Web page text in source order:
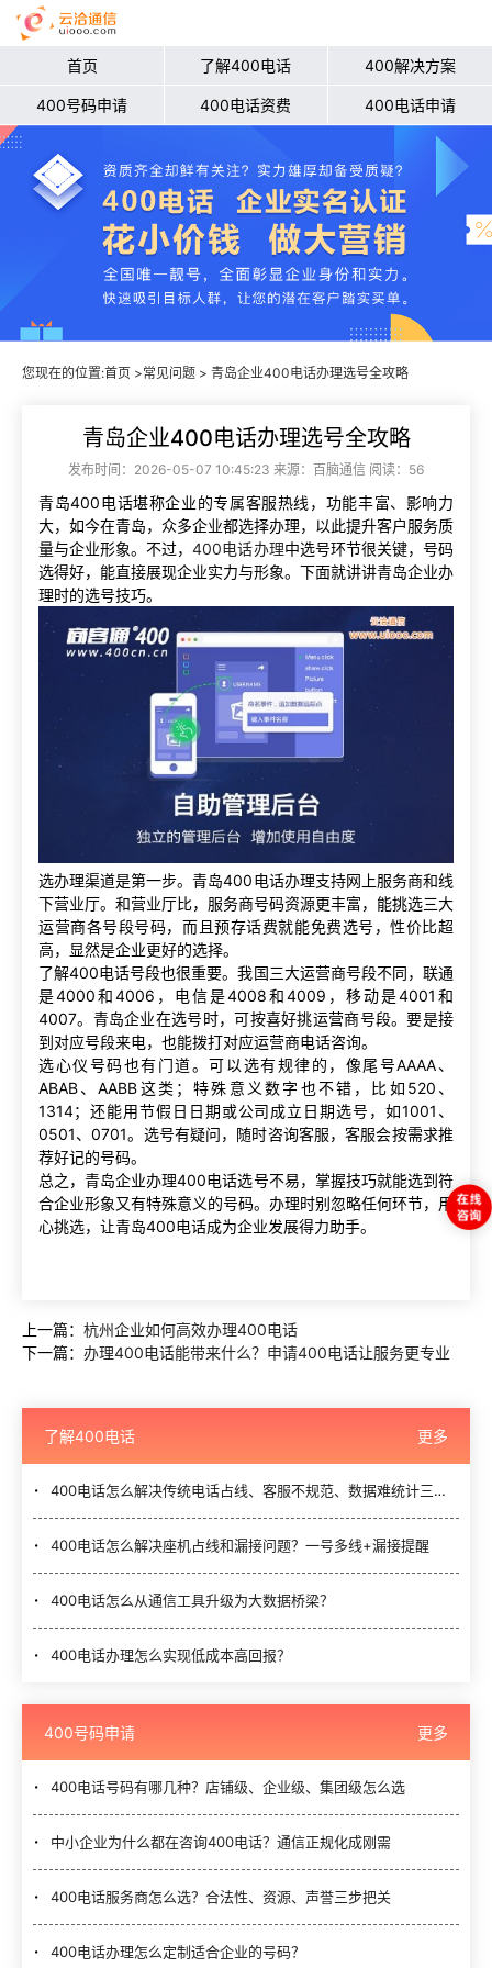
首页 了解400电话 400解决方案
400号码申请 400电话资费 400电话申请
您现在的位置:首页 >常见问题 > 青岛企业400电话办理选号全攻略
青岛企业400电话办理选号全攻略
发布时间：2026-05-07 10:45:23 来源：百脑通信 阅读：56
青岛400电话堪称企业的专属客服热线，功能丰富、影响力
大，如今在青岛，众多企业都选择办理，以此提升客户服务质
量与企业形象。不过，400电话办理中选号环节很关键，号码
选得好，能直接展现企业实力与形象。下面就讲讲青岛企业办
理时的选号技巧。
选办理渠道是第一步。青岛400电话办理支持网上服务商和线
下营业厅。和营业厅比，服务商号码资源更丰富，能挑选三大
运营商各号段号码，而且预存话费就能免费选号，性价比超
高，显然是企业更好的选择。
了解400电话号段也很重要。我国三大运营商号段不同，联通
是4000和4006，电信是4008和4009，移动是4001和
4007。青岛企业在选号时，可按喜好挑运营商号段。要是接
到对应号段来电，也能拨打对应运营商电话咨询。
选心仪号码也有门道。可以选有规律的，像尾号AAAA、
ABAB、AABB这类；特殊意义数字也不错，比如520、
1314；还能用节假日日期或公司成立日期选号，如1001、
0501、0701。选号有疑问，随时咨询客服，客服会按需求推
荐好记的号码。
总之，青岛企业办理400电话选号不易，掌握技巧就能选到符
合企业形象又有特殊意义的号码。办理时别忽略任何环节，用
心挑选，让青岛400电话成为企业发展得力助手。
上一篇： 杭州企业如何高效办理400电话
下一篇： 办理400电话能带来什么？申请400电话让服务更专业
了解400电话 更多
400电话怎么解决传统电话占线、客服不规范、数据难统计三大难题？
400电话怎么解决座机占线和漏接问题？一号多线+漏接提醒
400电话怎么从通信工具升级为大数据桥梁？
400电话办理怎么实现低成本高回报？
400号码申请 更多
400电话号码有哪几种？店铺级、企业级、集团级怎么选
中小企业为什么都在咨询400电话？通信正规化成刚需
400电话服务商怎么选？合法性、资源、声誉三步把关
400电话办理怎么定制适合企业的号码？